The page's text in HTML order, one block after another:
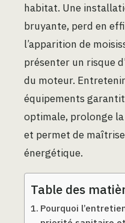
habitat. Une
bruyante, perd en
l’apparition de
présenter un risque
du moteur.
équipements
optimale, prolonge
et permet de
énergétique.
Table des
Pourquoi